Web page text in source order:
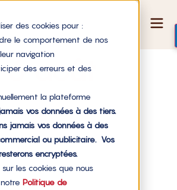
des cookies pour :
le comportement de nos
navigation
des erreurs et des
la plateforme
vos données à des tiers.
jamais vos données à des
ou publicitaire. Vos
encryptées.
les cookies que nous
Politique de
6 août
2025